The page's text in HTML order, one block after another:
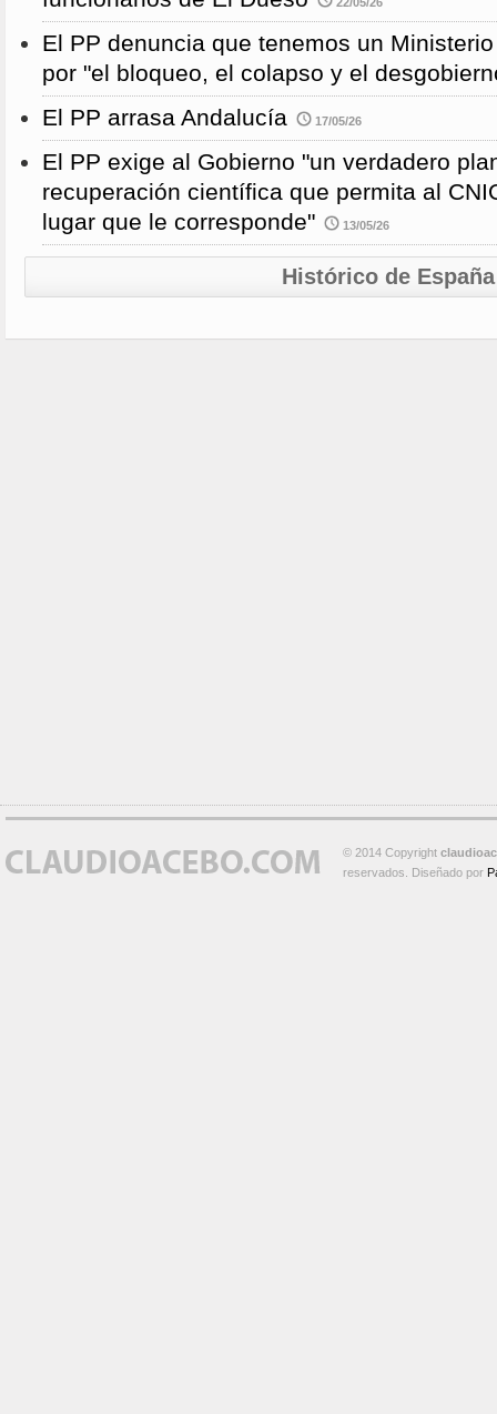
El PP denuncia que tenemos un
por "el bloqueo, el colapso y el
El PP arrasa Andalucía
17/05/26
El PP exige al Gobierno "un verdadero
recuperación científica que permita al
lugar que le corresponde"
13/05/26
Histórico de España
© 2014 Copyright
reservados. Diseñado por